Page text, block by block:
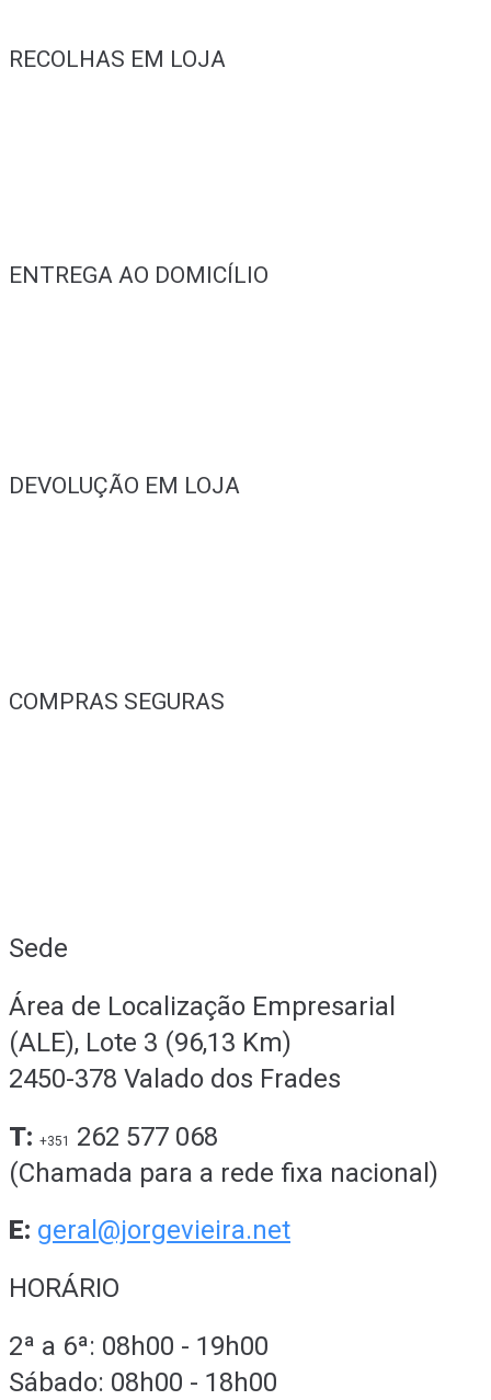
RECOLHAS EM LOJA
ENTREGA AO DOMICÍLIO
DEVOLUÇÃO EM LOJA
COMPRAS SEGURAS
Sede
Área de Localização Empresarial
(ALE), Lote 3 (96,13 Km)
2450-378 Valado dos Frades
T: +351
262 577 068
(Chamada para a rede fixa nacional)
E: geral@jorgevieira.net
HORÁRIO
2ª a 6ª: 08h00 - 19h00
Sábado: 08h00 - 18h00